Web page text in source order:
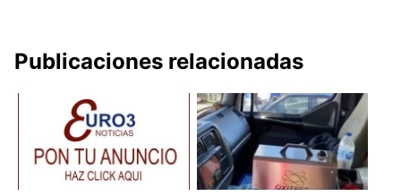
Publicaciones relacionadas